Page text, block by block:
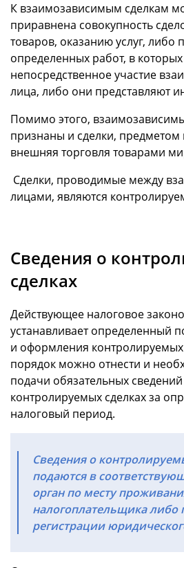
К взаимозависимым сделкам
приравнена совокупность
товаров, оказанию услуг, либо
определенных работ, в
непосредственное участие
лица, либо они представляют
Помимо этого,
признаны и сделки, предметом
внешняя торговля товарами
Сделки, проводимые между
лицами, являются
Сведения о
сделках
Действующее налоговое
устанавливает определенный
и оформления
порядок можно отнести и
подачи обязательных
контролируемых сделках за
налоговый период.
Сведения о
подаются в
орган по месту
налогоплательщика либо
регистрации